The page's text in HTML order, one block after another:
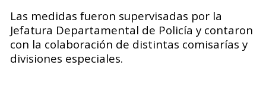
Las medidas fueron supervisadas por la
Jefatura Departamental de Policía y contaron
con la colaboración de distintas comisarías y
divisiones especiales.